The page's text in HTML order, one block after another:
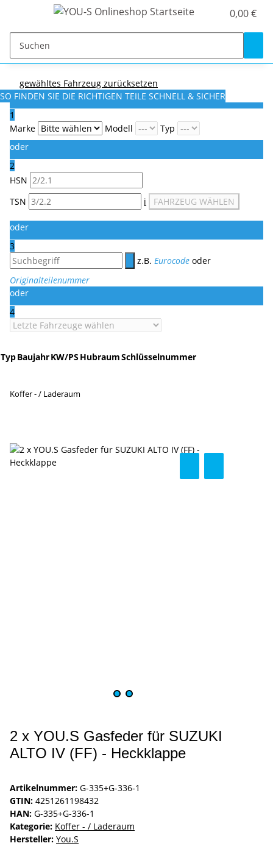
0,00 €
gewähltes Fahrzeug zurücksetzen
SO FINDEN SIE DIE RICHTIGEN TEILE SCHNELL & SICHER
1
Marke
Modell
Typ
oder
2
HSN
TSN
i FAHRZEUG WÄHLEN
oder
3
z.B. Eurocode oder
Originalteilenummer
oder
4
TypBaujahrKW/PS HubraumSchlüsselnummer
Koffer - / Laderaum
2 x YOU.S Gasfeder für SUZUKI
ALTO IV (FF) - Heckklappe
Artikelnummer: G-335+G-336-1
GTIN: 4251261198432
HAN: G-335+G-336-1
Kategorie: Koffer - / Laderaum
Hersteller: You.S